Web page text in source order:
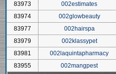
83973
002estimates
83974
002glowbeauty
83977
002hairspa
83979
002klassypet
83981
002laquintapharmacy
83955
002mangpest